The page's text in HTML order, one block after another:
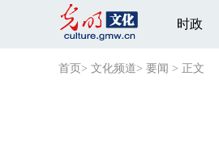
时政
首页 > 文化频道> 要闻 > 正文